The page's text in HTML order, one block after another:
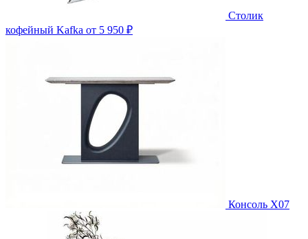
Столик
кофейный Kafka от 5 950 ₽
Консоль X07